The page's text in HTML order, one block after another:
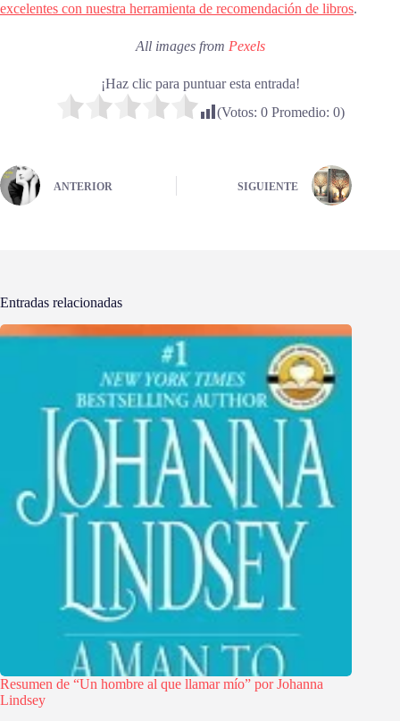
excelentes con nuestra herramienta de recomendación de libros.
All images from Pexels
¡Haz clic para puntuar esta entrada!
(Votos: 0Promedio: 0)
ANTERIOR SIGUIENTE
Entradas relacionadas
Resumen de “Un hombre al que llamar mío” por Johanna
Lindsey